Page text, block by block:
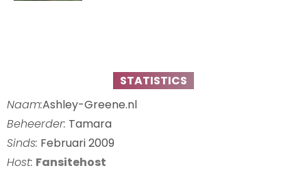
STATISTICS
Naam:Ashley-Greene.nl
Beheerder: Tamara
Sinds: Februari 2009
Host: Fansitehost